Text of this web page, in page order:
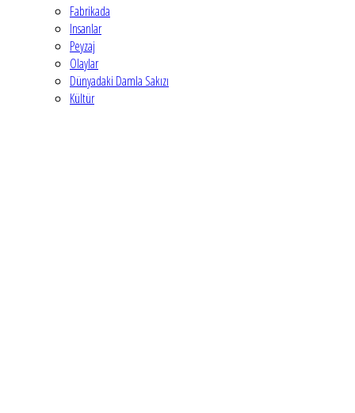
Fabrikada
Insanlar
Peyzaj
Olaylar
Dünyadaki Damla Sakızı
Kültür